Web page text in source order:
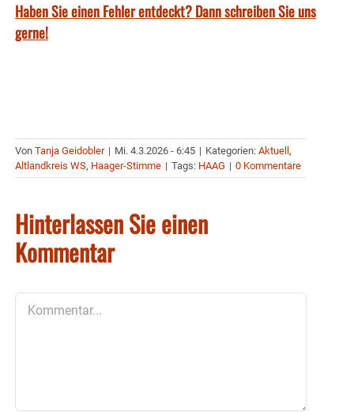
Haben Sie einen Fehler entdeckt? Dann schreiben Sie uns
gerne!
Von Tanja Geidobler | Mi. 4.3.2026 - 6:45 | Kategorien: Aktuell ,
Altlandkreis WS, Haager-Stimme | Tags: HAAG | 0 Kommentare
Hinterlassen Sie einen
Kommentar